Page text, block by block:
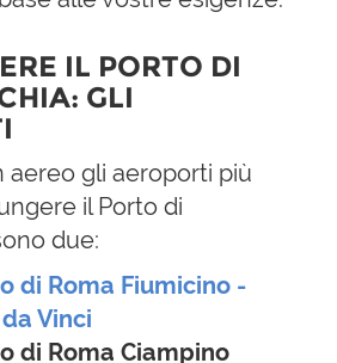
IL PORTO DI
GLI
aereo gli aeroporti più
il Porto di
due:
di Roma Fiumicino -
Vinci
di Roma Ciampino